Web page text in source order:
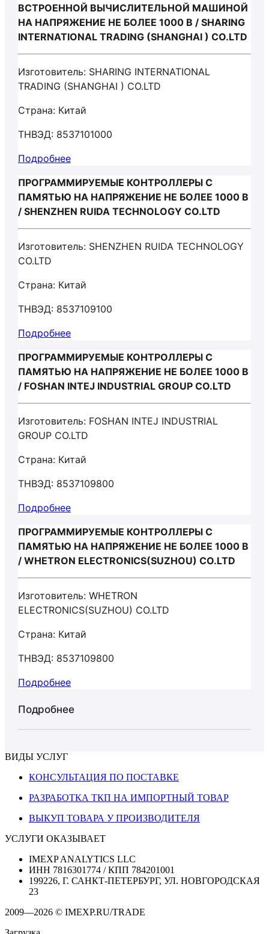
ВСТРОЕННОЙ ВЫЧИСЛИТЕЛЬНОЙ МАШИНОЙ
НА НАПРЯЖЕНИЕ НЕ БОЛЕЕ 1000 В / SHARING
INTERNATIONAL TRADING (SHANGHAI ) CO.LTD
Изготовитель: SHARING INTERNATIONAL
TRADING (SHANGHAI ) CO.LTD
Страна: Китай
ТНВЭД: 8537101000
Подробнее
ПРОГРАММИРУЕМЫЕ КОНТРОЛЛЕРЫ С
ПАМЯТЬЮ НА НАПРЯЖЕНИЕ НЕ БОЛЕЕ 1000 В
/ SHENZHEN RUIDA TECHNOLOGY CO.LTD
Изготовитель: SHENZHEN RUIDA TECHNOLOGY
CO.LTD
Страна: Китай
ТНВЭД: 8537109100
Подробнее
ПРОГРАММИРУЕМЫЕ КОНТРОЛЛЕРЫ С
ПАМЯТЬЮ НА НАПРЯЖЕНИЕ НЕ БОЛЕЕ 1000 В
/ FOSHAN INTEJ INDUSTRIAL GROUP CO.LTD
Изготовитель: FOSHAN INTEJ INDUSTRIAL
GROUP CO.LTD
Страна: Китай
ТНВЭД: 8537109800
Подробнее
ПРОГРАММИРУЕМЫЕ КОНТРОЛЛЕРЫ С
ПАМЯТЬЮ НА НАПРЯЖЕНИЕ НЕ БОЛЕЕ 1000 В
/ WHETRON ELECTRONICS(SUZHOU) CO.LTD
Изготовитель: WHETRON
ELECTRONICS(SUZHOU) CO.LTD
Страна: Китай
ТНВЭД: 8537109800
Подробнее
Подробнее
ВИДЫ УСЛУГ
КОНСУЛЬТАЦИЯ ПО ПОСТАВКЕ
РАЗРАБОТКА ТКП НА ИМПОРТНЫЙ ТОВАР
ВЫКУП ТОВАРА У ПРОИЗВОДИТЕЛЯ
УСЛУГИ ОКАЗЫВАЕТ
IMEXP ANALYTICS LLC
ИНН 7816301774 / КПП 784201001
199226, Г. САНКТ-ПЕТЕРБУРГ, УЛ. НОВГОРОДСКАЯ
23
2009—2026 © IMEXP.RU/TRADE